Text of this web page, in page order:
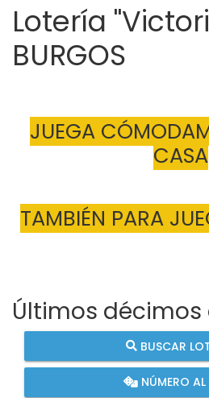
Lotería
BURGOS
JUEGA
CASA
TAMBIÉN PARA
Últimos
BUSCAR
NÚMERO AL